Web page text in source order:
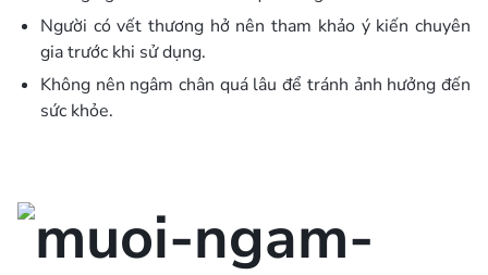
Người có vết thương hở nên tham khảo ý kiến chuyên
gia trước khi sử dụng.
Không nên ngâm chân quá lâu để tránh ảnh hưởng đến
sức khỏe.